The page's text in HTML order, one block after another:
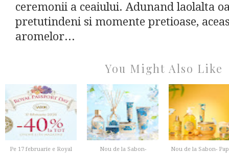
ceremonii a ceaiului. Adunand laolalta
pretutindeni si momente pretioase,
aromelor...
You Might Also Like
Pe 17 februarie e Royal
Nou de la Sabon-
Nou de la Sabon-